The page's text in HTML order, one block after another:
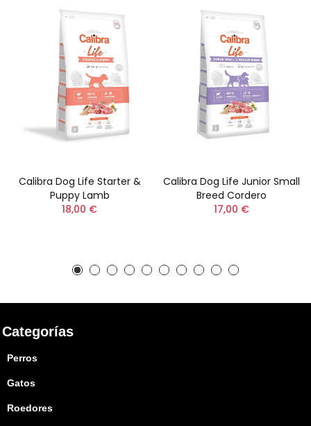
Calibra Dog Life Starter &
Puppy Lamb
18,00 €
Calibra Dog Life Junior Small
Breed Cordero
17,00 €
Categorías
Perros
Gatos
Roedores